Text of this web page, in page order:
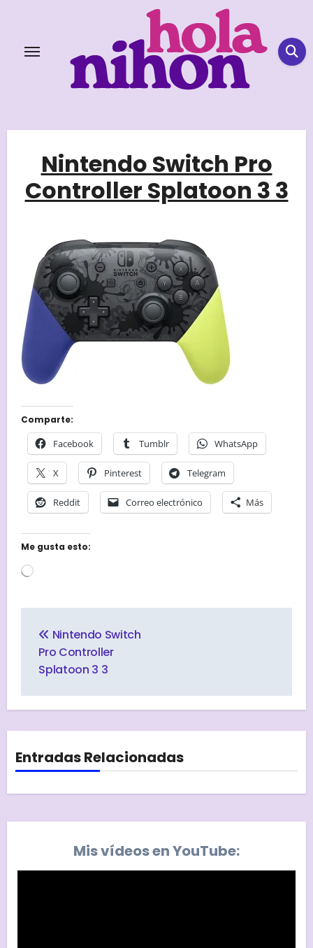
content
Nintendo Switch Pro
Controller Splatoon 3 3
Comparte:
Facebook Tumblr WhatsApp
X Pinterest Telegram
Reddit Correo electrónico Más
Me gusta esto:
Cargando...
de
entradas
Nintendo Switch
Pro Controller
Splatoon 3 3
Entradas Relacionadas
Mis vídeos en YouTube: